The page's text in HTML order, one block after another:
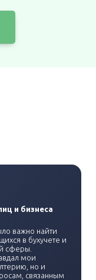
и бизнеса
важно найти
в бухучете и
сферы.
мои
но и
связанным